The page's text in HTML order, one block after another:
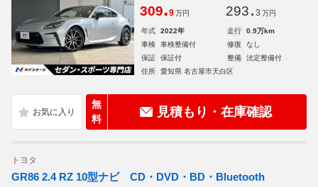
309.9 万円 293. 3 万円
年式 2022年 走行
0.9万km
車検
車検整備付 修復
なし
保証
保証付 整備
法定整備付
住所
愛知県 名古屋市天白区
無
料
見積もり・在庫確認
トヨタ
GR86 2.4 RZ 10型ナビ CD・DVD・BD・Bluetooth